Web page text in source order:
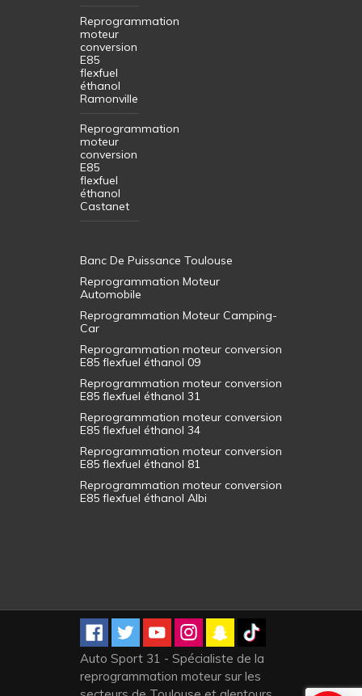
Reprogrammation
moteur
conversion
E85
flexfuel
éthanol
Ramonville
Reprogrammation
moteur
conversion
E85
flexfuel
éthanol
Castanet
Banc De Puissance Toulouse
Reprogrammation Moteur
Automobile
Reprogrammation Moteur Camping-
Car
Reprogrammation moteur conversion
E85 flexfuel éthanol 09
Reprogrammation moteur conversion
E85 flexfuel éthanol 31
Reprogrammation moteur conversion
E85 flexfuel éthanol 34
Reprogrammation moteur conversion
E85 flexfuel éthanol 81
Reprogrammation moteur conversion
E85 flexfuel éthanol Albi
Auto Sport 31 - Spécialiste de la
reprogrammation moteur sur les